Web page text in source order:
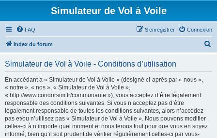
Simulateur de Vol à Voile
FAQ Connexion
S’enregistrer
Index du forum
Simulateur de Vol à Voile - Conditions d’utilisation
En accédant à « Simulateur de Vol à Voile » (désigné ci-après par « nous »,
« notre », « nos », « Simulateur de Vol à Voile »,
« http://www.condorsim.fr/communaute »), vous acceptez d’être légalement
responsable des conditions suivantes. Si vous n’acceptez pas d’être
légalement responsable de toutes les conditions suivantes, alors n’accédez
pas et/ou n’utilisez pas « Simulateur de Vol à Voile ». Nous pouvons modifier
celles-ci à n’importe quel moment et nous ferons tout pour que vous en soyez
informé, bien qu’il soit prudent de vérifier régulièrement celles-ci par vous-